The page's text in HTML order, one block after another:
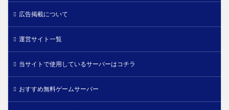
広告掲載について
運営サイト一覧
当サイトで使用しているサーバーはコチラ
おすすめ無料ゲームサーバー